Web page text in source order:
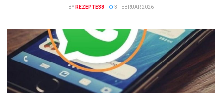
BY REZEPTE38 3 FEBRUAR 2026